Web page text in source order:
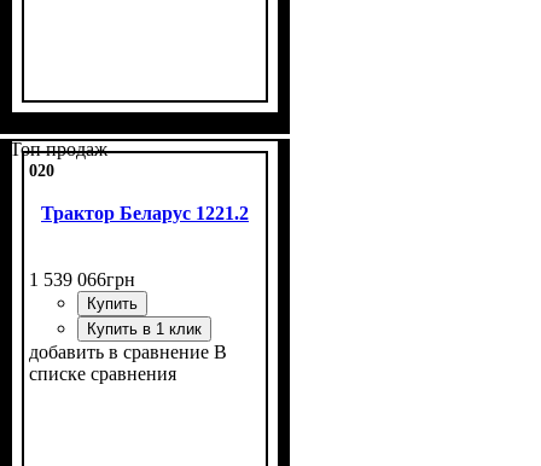
Топ продаж
020
Трактор Беларус 1221.2
1 539 066грн
Купить
Купить в 1 клик
добавить в сравнение В
списке сравнения